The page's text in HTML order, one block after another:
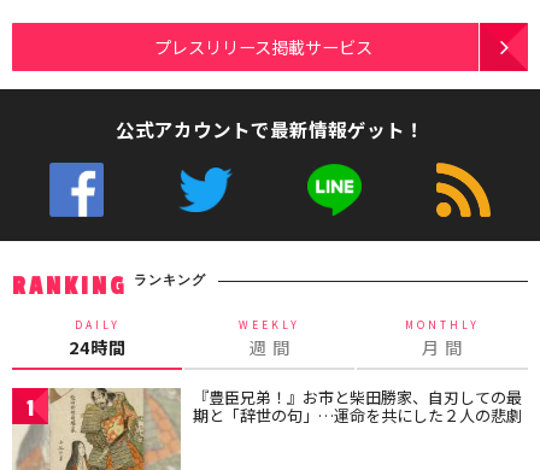
プレスリリース掲載サービス
公式アカウントで最新情報ゲット！
RANKING ランキング
DAILY
24時間
WEEKLY
週 間
MONTHLY
月 間
1 『豊臣兄弟！』お市と柴田勝家、自刃しての最
期と「辞世の句」…運命を共にした２人の悲劇